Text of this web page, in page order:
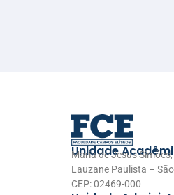
Unidade
Maria de Jesus Simões,
Lauzane Paulista –
CEP: 02469-000